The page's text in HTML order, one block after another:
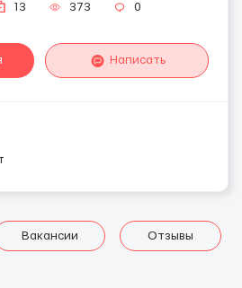
13 373 0
Написать
Вакансии Отзывы